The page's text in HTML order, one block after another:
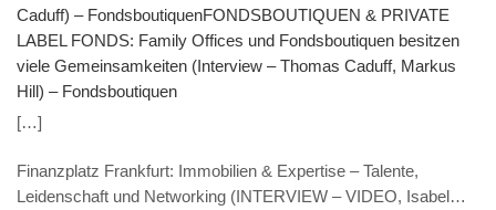
Caduff) – FondsboutiquenFONDSBOUTIQUEN & PRIVATE
LABEL FONDS: Family Offices und Fonds­boutiquen besitzen
viele Gemeinsamkeiten (Interview – Thomas Caduff, Markus
Hill) – Fondsboutiquen
[…]
Finanzplatz Frankfurt: Immobilien & Expertise – Talente,
Leidenschaft und Networking (INTERVIEW – VIDEO, Isabel